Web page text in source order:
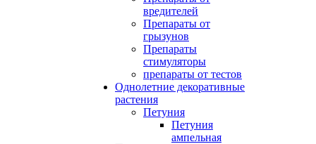
вредителей
Препараты от
грызунов
Препараты
стимуляторы
препараты от тестов
Однолетние декоративные
растения
Петуния
Петуния
ампельная